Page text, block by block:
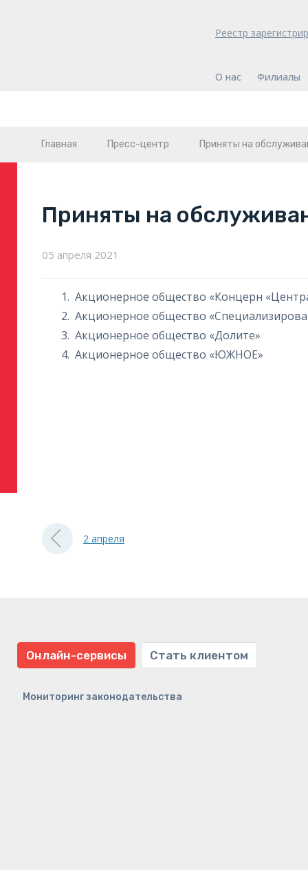
Реестр
О нас Филиалы
Главная Пресс-центр Приняты на
Приняты на
05 апреля 2021
Акционерное общество «Концерн
Акционерное общество
Акционерное общество «Долите»
Акционерное общество «ЮЖНОЕ»
2 апреля
Онлайн-сервисы Стать клиентом
Мониторинг законодательства